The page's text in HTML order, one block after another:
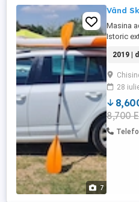
7
Vând
Masina
Istoric
2019 |
28
8,700